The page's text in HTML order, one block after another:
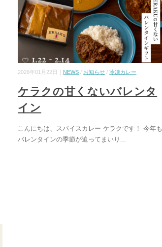
2026年01月22日｜ NEWS / お知らせ /冷凍カレー
ケラクの甘くないバレンタ
イン
こんにちは、スパイスカレー ケラクです！ 今年も
バレンタインの季節が迫ってまいり ...